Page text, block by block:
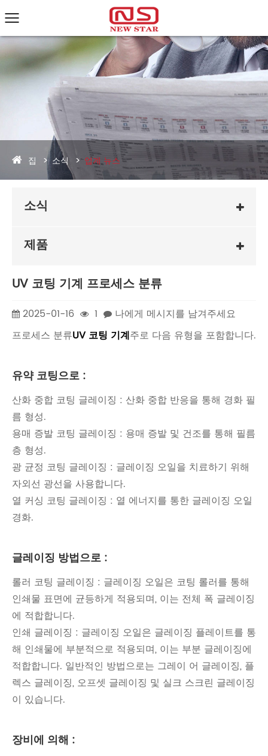
집 소식 업계 뉴스
소식
제품
UV 코팅 기계 프로세스 분류
2025-01-16 1
나에게 메시지를 남겨주세요
프로세스 분류UV 코팅 기계주로 다음 유형을 포함합니다.
유약 코팅으로 :
산화 중합 코팅 글레이징 : 산화 중합 반응을 통해 경화 필
름 형성.
용매 증발 코팅 글레이징 : 용매 증발 및 건조를 통해 필름
층 형성.
광 균정 코팅 글레이징 : 글레이징 오일을 치료하기 위해
자외선 광선을 사용합니다.
열 커싱 코팅 글레이징 : 열 에너지를 통한 글레이징 오일
경화.
글레이징 방법으로 :
롤러 코팅 글레이징 : 글레이징 오일은 코팅 롤러를 통해
인쇄물 표면에 균등하게 적용되며, 이는 전체 폭 글레이징
에 적합합니다.
인쇄 글레이징 : 글레이징 오일은 글레이징 플레이트를 통
해 인쇄물에 부분적으로 적용되며, 이는 부분 글레이징에
적합합니다. 일반적인 방법으로는 그레이 어 글레이징, 플
렉스 글레이징, 오프셋 글레이징 및 실크 스크린 글레이징
이 있습니다.
장비에 의해 :